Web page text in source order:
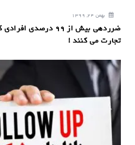
بهمن 24, 1399
تجارت می کنند !